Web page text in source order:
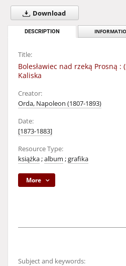
Download
DESCRIPTION
Title:
Bolesławiec nad rzeką Prosną :
Kaliska
Creator:
Orda, Napoleon (1807-1893)
Date:
[1873-1883]
Resource Type:
książka;album ;grafika
More
Subject and keywords: